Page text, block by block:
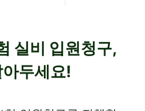
실비 입원청구,
두세요!